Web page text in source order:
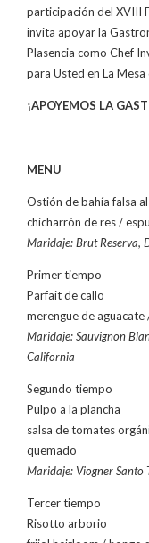
participación del XVIII
invita apoyar la
Plasencia como Chef
para Usted en La
¡APOYEMOS LA
MENU
Ostión de bahía falsa
chicharrón de res /
Maridaje: Brut Reserva,
Primer tiempo
Parfait de callo
merengue de
Maridaje: Sauvignon
California
Segundo tiempo
Pulpo a la plancha
salsa de tomates
quemado
Maridaje: Viogner Santo
Tercer tiempo
Risotto arborio